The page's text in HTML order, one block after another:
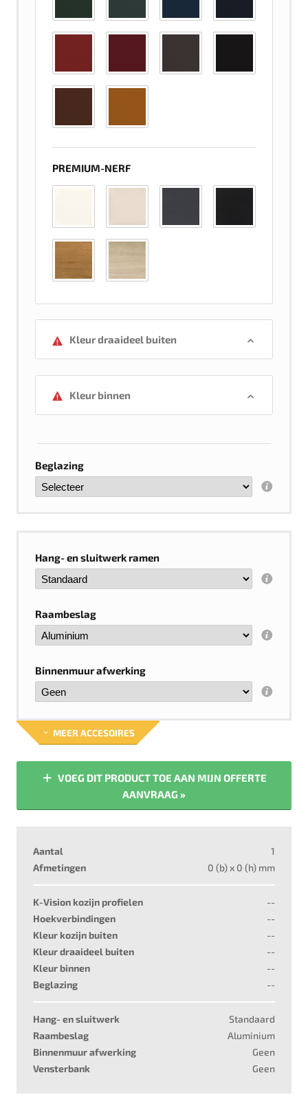
PREMIUM-NERF
Kleur draaideel buiten
Kleur binnen
Beglazing
Hang- en sluitwerk ramen
Raambeslag
Binnenmuur afwerking
MEER ACCESOIRES
VOEG DIT PRODUCT TOE AAN MIJN OFFERTE
AANVRAAG »
Aantal
1
Afmetingen
0 (b) x 0 (h) mm
K-Vision kozijn profielen
--
Hoekverbindingen
--
Kleur kozijn buiten
--
Kleur draaideel buiten
--
Kleur binnen
--
Beglazing
--
Hang- en sluitwerk
Standaard
Raambeslag
Aluminium
Binnenmuur afwerking
Geen
Vensterbank
Geen